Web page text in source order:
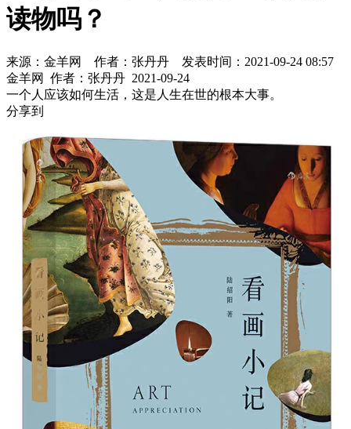
读物吗？
来源：金羊网 作者：张丹丹
发表时间：2021-09-24 08:57
金羊网
作者：张丹丹 2021-09-24
一个人应该如何生活，这是人生在世的根本大事。
分享到